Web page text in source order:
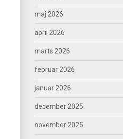
maj 2026
april 2026
marts 2026
februar 2026
januar 2026
december 2025
november 2025